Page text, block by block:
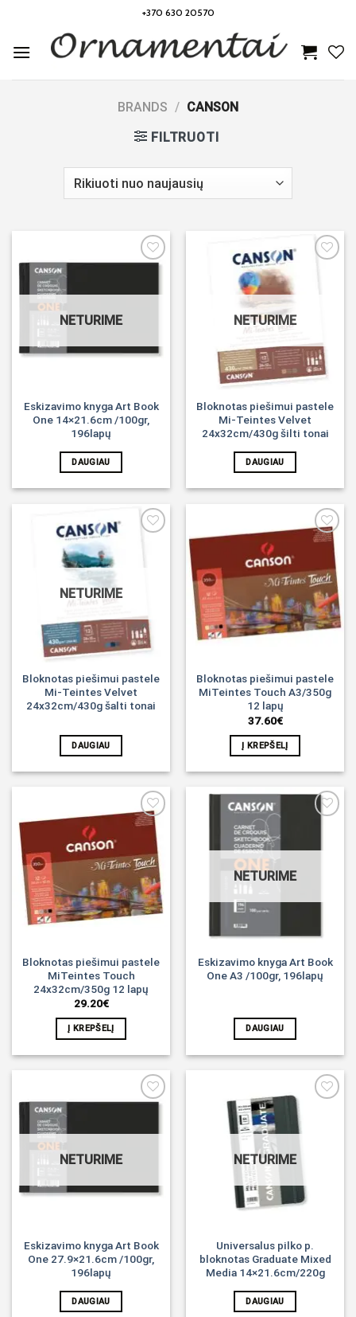
content
+370 630 20570
BRANDS / CANSON
FILTRUOTI
NETURIME
Eskizavimo knyga Art Book
One 14×21.6cm /100gr,
196lapų
DAUGIAU
NETURIME
Bloknotas piešimui pastele
Mi-Teintes Velvet
24x32cm/430g šilti tonai
DAUGIAU
NETURIME
Bloknotas piešimui pastele
Mi-Teintes Velvet
24x32cm/430g šalti tonai
DAUGIAU
Noriu!
Bloknotas piešimui pastele
MiTeintes Touch A3/350g
12 lapų
37.60€
Į KREPŠELĮ
Noriu!
Bloknotas piešimui pastele
MiTeintes Touch
24x32cm/350g 12 lapų
29.20€
Į KREPŠELĮ
NETURIME
Eskizavimo knyga Art Book
One A3 /100gr, 196lapų
DAUGIAU
NETURIME
Eskizavimo knyga Art Book
One 27.9×21.6cm /100gr,
196lapų
DAUGIAU
NETURIME
Universalus pilko p.
bloknotas Graduate Mixed
Media 14×21.6cm/220g
DAUGIAU